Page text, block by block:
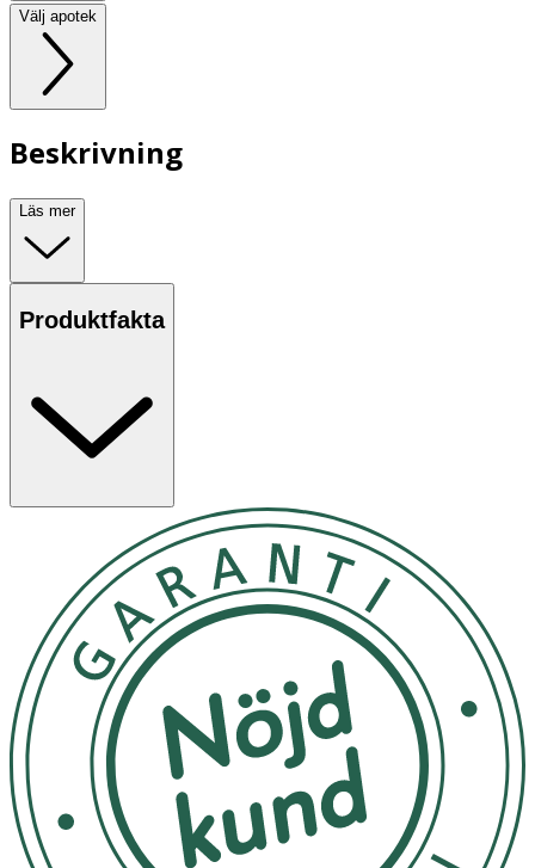
Välj apotek
Beskrivning
Läs mer
Produktfakta